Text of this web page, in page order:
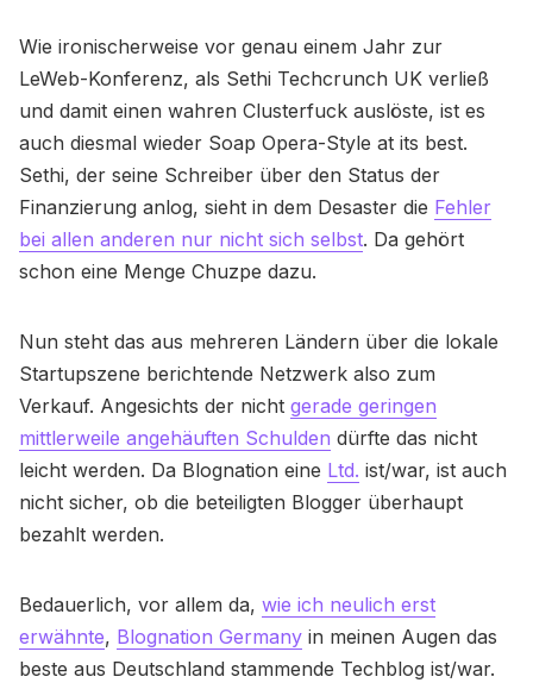
Wie ironischerweise vor genau einem Jahr zur
LeWeb-Konferenz, als Sethi Techcrunch UK verließ
und damit einen wahren Clusterfuck auslöste, ist es
auch diesmal wieder Soap Opera-Style at its best.
Sethi, der seine Schreiber über den Status der
Finanzierung anlog, sieht in dem Desaster die Fehler
bei allen anderen nur nicht sich selbst. Da gehört
schon eine Menge Chuzpe dazu.
Nun steht das aus mehreren Ländern über die lokale
Startupszene berichtende Netzwerk also zum
Verkauf. Angesichts der nicht gerade geringen
mittlerweile angehäuften Schulden dürfte das nicht
leicht werden. Da Blognation eine Ltd. ist/war, ist auch
nicht sicher, ob die beteiligten Blogger überhaupt
bezahlt werden.
Bedauerlich, vor allem da, wie ich neulich erst
erwähnte, Blognation Germany in meinen Augen das
beste aus Deutschland stammende Techblog ist/war.